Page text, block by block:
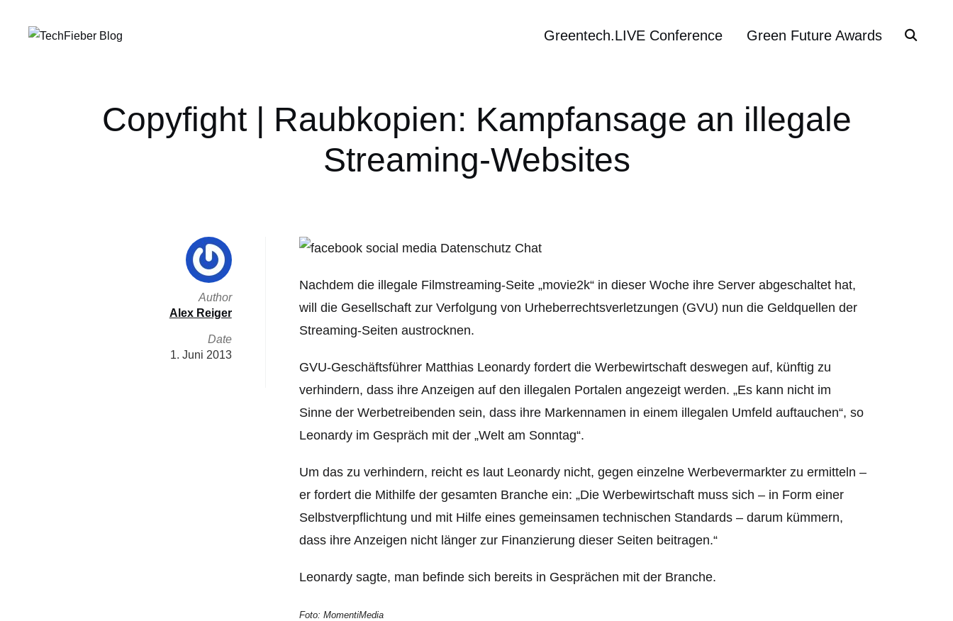
Greentech.LIVE Conference Green Future Awards
Copyfight | Raubkopien: Kampfansage an illegale
Streaming-Websites
Nachdem die illegale Filmstreaming-Seite „movie2k“ in dieser Woche ihre Server abgeschaltet hat,
will die Gesellschaft zur Verfolgung von Urheberrechtsverletzungen (GVU) nun die Geldquellen der
Streaming-Seiten austrocknen.
GVU-Geschäftsführer Matthias Leonardy fordert die Werbewirtschaft deswegen auf, künftig zu
verhindern, dass ihre Anzeigen auf den illegalen Portalen angezeigt werden. „Es kann nicht im
Sinne der Werbetreibenden sein, dass ihre Markennamen in einem illegalen Umfeld auftauchen“, so
Leonardy im Gespräch mit der „Welt am Sonntag“.
Um das zu verhindern, reicht es laut Leonardy nicht, gegen einzelne Werbevermarkter zu ermitteln –
er fordert die Mithilfe der gesamten Branche ein: „Die Werbewirtschaft muss sich – in Form einer
Selbstverpflichtung und mit Hilfe eines gemeinsamen technischen Standards – darum kümmern,
dass ihre Anzeigen nicht länger zur Finanzierung dieser Seiten beitragen.“
Leonardy sagte, man befinde sich bereits in Gesprächen mit der Branche.
Foto: MomentiMedia
Author
Alex Reiger
Date
1. Juni 2013